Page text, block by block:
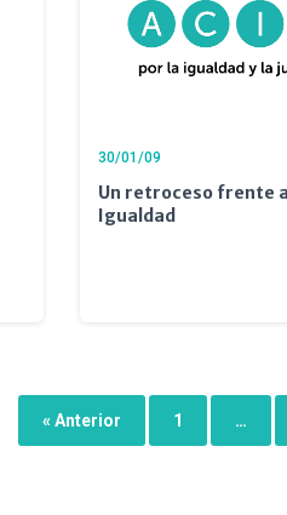
30/01/09
Un retroceso frente
Igualdad
« Anterior 1 …